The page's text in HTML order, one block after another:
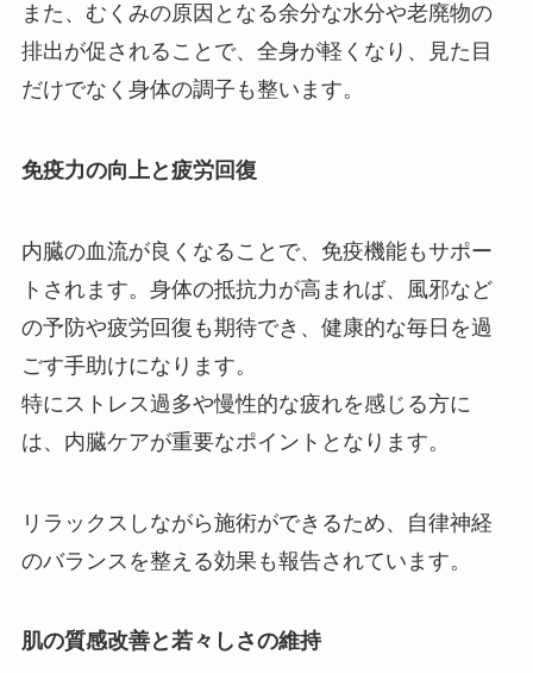
また、むくみの原因となる余分な水分や老廃物の
排出が促されることで、全身が軽くなり、見た目
だけでなく身体の調子も整います。
免疫力の向上と疲労回復
内臓の血流が良くなることで、免疫機能もサポー
トされます。身体の抵抗力が高まれば、風邪など
の予防や疲労回復も期待でき、健康的な毎日を過
ごす手助けになります。
特にストレス過多や慢性的な疲れを感じる方に
は、内臓ケアが重要なポイントとなります。
リラックスしながら施術ができるため、自律神経
のバランスを整える効果も報告されています。
肌の質感改善と若々しさの維持